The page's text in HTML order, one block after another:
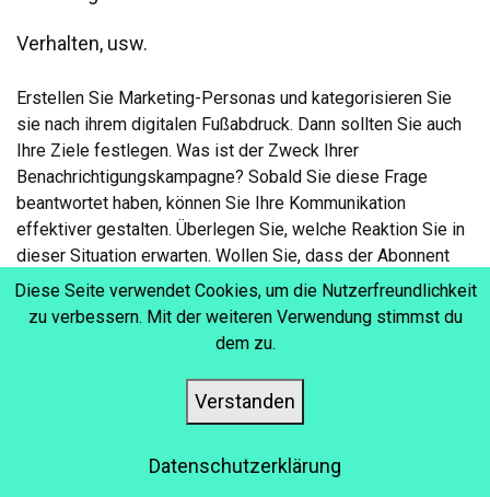
Verhalten, usw.
Erstellen Sie Marketing-Personas und kategorisieren Sie
sie nach ihrem digitalen Fußabdruck. Dann sollten Sie auch
Ihre Ziele festlegen. Was ist der Zweck Ihrer
Benachrichtigungskampagne? Sobald Sie diese Frage
beantwortet haben, können Sie Ihre Kommunikation
effektiver gestalten. Überlegen Sie, welche Reaktion Sie in
dieser Situation erwarten. Wollen Sie, dass der Abonnent
Ihren Blog liest oder zu abgebrochenen Kursen
zurückkehrt? Hier finden Sie Vorschläge, wann Sie
Benachrichtigungen versenden sollten:
Vorschläge für neue und bestehende Kurse
Diese Seite verwendet Cookies, um die Nutzerfreundlichkeit
zu verbessern. Mit der weiteren Verwendung stimmst du
dem zu.
Verstanden
Datenschutzerklärung